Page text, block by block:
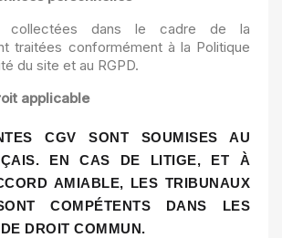
collectées dans le cadre de la
traitées conformément à la Politique
du site et au RGPD.
applicable
CGV SONT SOUMISES AU
EN CAS DE LITIGE, ET À
AMIABLE, LES TRIBUNAUX
COMPÉTENTS DANS LES
DROIT COMMUN.